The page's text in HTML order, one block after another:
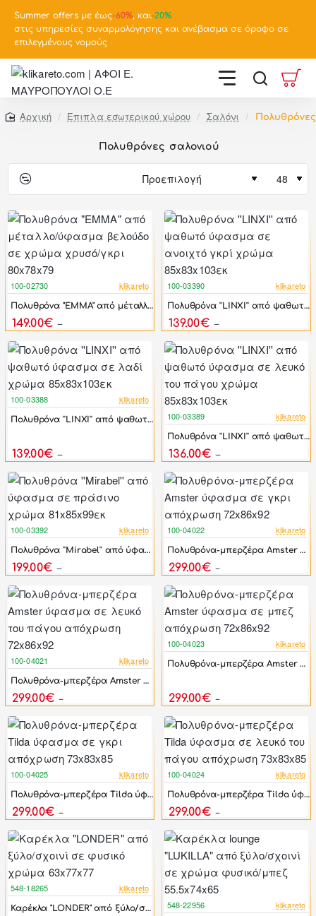
Summer offers με έως-60%, και-20%
στις υπηρεσίες συναρμολόγησης και ανέβασμα σε όροφο σε
επιλεγμένους νομούς
home
Έπιπλα εσωτερικού χώρου Σαλόνι
Πολυθρόνες σαλονιού
-70%
100-02730 klikareto
Πολυθρόνα "EMMA" από μέταλλο/ύφασμα βελούδο σε χρώμα χρυσό/γκρι 80x78x79
149.00€
-50%
100-03390 klikareto
Πολυθρόνα ''LINXI'' από ψαθωτό ύφασμα σε ανοιχτό γκρί χρώμα 85x83x103εκ
139.00€
-50%
100-03388 klikareto
Πολυθρόνα ''LINXI'' από ψαθωτό ύφασμα σε λαδί χρώμα 85x83x103εκ
139.00€
-51%
100-03389 klikareto
Πολυθρόνα ''LINXI'' από ψαθωτό ύφασμα σε λευκό του πάγου χρώμα 85x83x103εκ
136.00€
-29%
100-03392 klikareto
Πολυθρόνα ''Mirabel'' από ύφασμα σε πράσινο χρώμα 81x85x99εκ
199.00€
-42%
100-04022 klikareto
Πολυθρόνα-μπερζέρα Amster ύφασμα σε γκρι απόχρωση 72x86x92
299.00€
-42%
100-04021 klikareto
Πολυθρόνα-μπερζέρα Amster ύφασμα σε λευκό του πάγου απόχρωση 72x86x92
299.00€
-42%
100-04023 klikareto
Πολυθρόνα-μπερζέρα Amster ύφασμα σε μπεζ απόχρωση 72x86x92
299.00€
-42%
100-04025 klikareto
Πολυθρόνα-μπερζέρα Tilda ύφασμα σε γκρι απόχρωση 73x83x85
299.00€
-42%
100-04024 klikareto
Πολυθρόνα-μπερζέρα Tilda ύφασμα σε λευκό του πάγου απόχρωση 73x83x85
299.00€
-42%
548-18265 klikareto
Καρέκλα "LONDER" από ξύλο/σχοινί σε φυσικό χρώμα 63x77x77 -44%
548-22956 klikareto